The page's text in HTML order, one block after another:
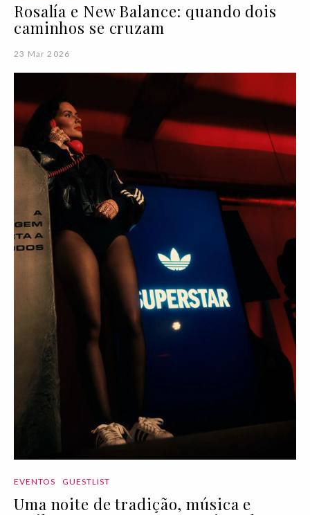
Rosalía e New Balance: quando dois
caminhos se cruzam
23 Mar 2026
EVENTOS GUESTLIST
Uma noite de tradição, música e